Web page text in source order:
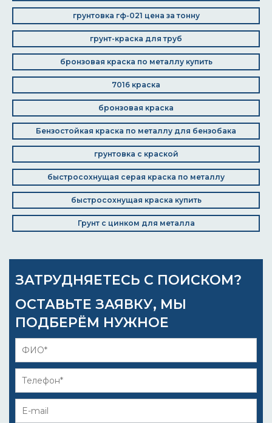
грунтовка гф-021 цена за тонну
грунт-краска для труб
бронзовая краска по металлу купить
7016 краска
бронзовая краска
Бензостойкая краска по металлу для бензобака
грунтовка с краской
быстросохнущая серая краска по металлу
быстросохнущая краска купить
Грунт с цинком для металла
ЗАТРУДНЯЕТЕСЬ С ПОИСКОМ?
ОСТАВЬТЕ ЗАЯВКУ, МЫ
ПОДБЕРЁМ НУЖНОЕ